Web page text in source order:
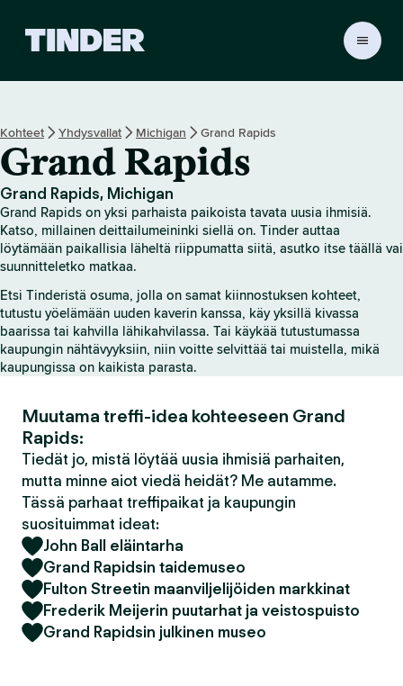
r
i
n
a
l
o
i
s
s
i
v
u
Kohteet Yhdysvallat Michigan Grand Rapids
Grand Rapids
Grand Rapids, Michigan
Grand Rapids on yksi parhaista paikoista tavata uusia ihmisiä.
Katso, millainen deittailumeininki siellä on. Tinder auttaa
löytämään paikallisia läheltä riippumatta siitä, asutko itse täällä vai
suunnitteletko matkaa.
Etsi Tinderistä osuma, jolla on samat kiinnostuksen kohteet,
tutustu yöelämään uuden kaverin kanssa, käy yksillä kivassa
baarissa tai kahvilla lähikahvilassa. Tai käykää tutustumassa
kaupungin nähtävyyksiin, niin voitte selvittää tai muistella, mikä
kaupungissa on kaikista parasta.
Muutama treffi-idea kohteeseen Grand
Rapids:
Tiedät jo, mistä löytää uusia ihmisiä parhaiten,
mutta minne aiot viedä heidät? Me autamme.
Tässä parhaat treffipaikat ja kaupungin
suosituimmat ideat:
John Ball eläintarha
Grand Rapidsin taidemuseo
Fulton Streetin maanviljelijöiden markkinat
Frederik Meijerin puutarhat ja veistospuisto
Grand Rapidsin julkinen museo